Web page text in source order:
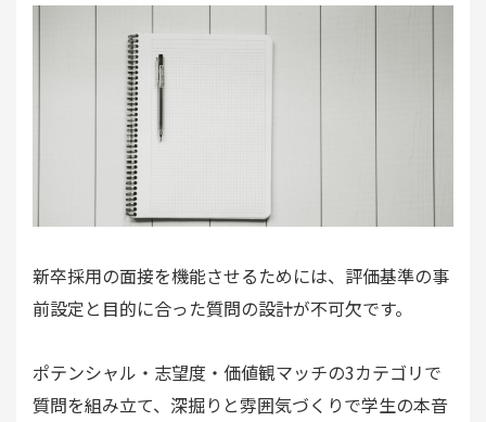
新卒採用の面接を機能させるためには、評価基準の事
前設定と目的に合った質問の設計が不可欠です。
ポテンシャル・志望度・価値観マッチの3カテゴリで
質問を組み立て、深掘りと雰囲気づくりで学生の本音